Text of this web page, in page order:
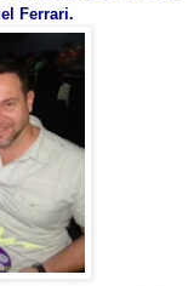
Ferrari.